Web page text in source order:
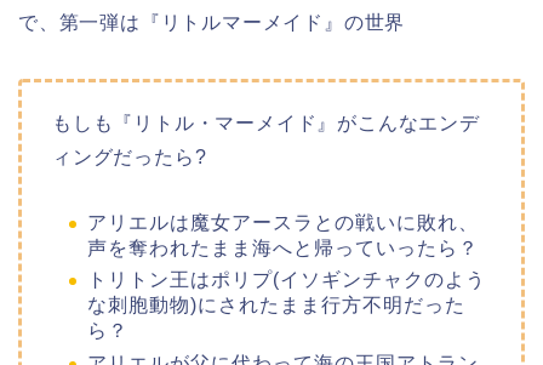
で、第一弾は『リトルマーメイド』の世界
もしも『リトル・マーメイド』がこんなエンデ
ィングだったら?
アリエルは魔女アースラとの戦いに敗れ、
声を奪われたまま海へと帰っていったら？
トリトン王はポリプ(イソギンチャクのよう
な刺胞動物)にされたまま行方不明だった
ら？